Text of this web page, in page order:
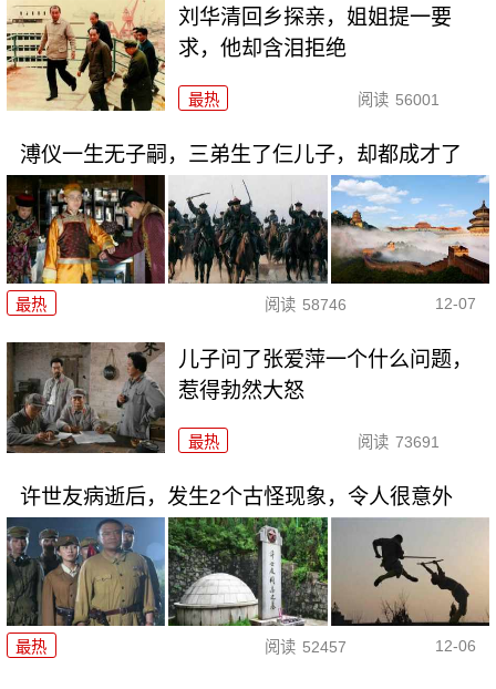
刘华清回乡探亲，姐姐提一要
求，他却含泪拒绝
最热 阅读 56001
溥仪一生无子嗣，三弟生了仨儿子，却都成才了
最热 阅读 58746 12-07
儿子问了张爱萍一个什么问题，
惹得勃然大怒
最热 阅读 73691
许世友病逝后，发生2个古怪现象，令人很意外
最热 阅读 52457 12-06